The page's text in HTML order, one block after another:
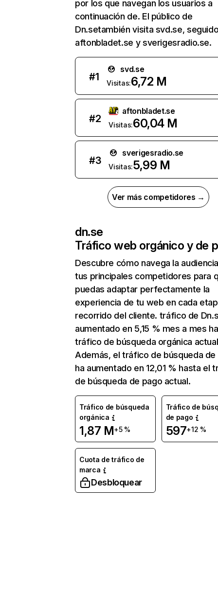
por los que navegan los usuarios a
continuación de. El público de
Dn.setambién visita svd.se,
aftonbladet.se y sverigesradio.se.
#1
svd.se
Visitas:6,72 M
#2
aftonbladet.se
Visitas:60,04 M
#3
sverigesradio.se
Visitas:5,99 M
Ver más competidores →
dn.se
Tráfico web orgánico y de
Descubre cómo navega la
tus principales competidores para
puedas adaptar perfectamente la
experiencia de tu web en cada
recorrido del cliente. tráfico de
aumentado en 5,15 % mes a mes
tráfico de búsqueda orgánica
Además, el tráfico de búsqueda de
ha aumentado en 12,01 % hasta el
de búsqueda de pago actual.
Tráfico de búsqueda
orgánica
1,87 M+5 %
Tráfico de
de pago
597+12 %
Cuota de tráfico de
marca
Desbloquear